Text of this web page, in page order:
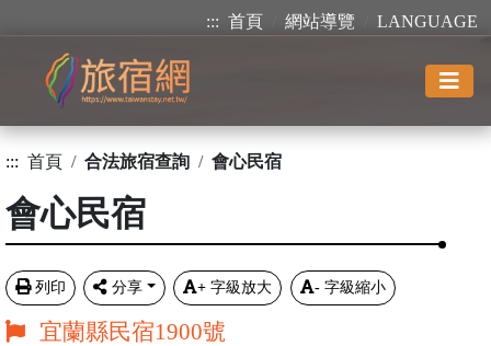
::: 首頁 網站導覽 LANGUAGE
::: 首頁 合法旅宿查詢 會心民宿
會心民宿
列印 分享 + 字級放大 - 字級縮小
宜蘭縣民宿1900號